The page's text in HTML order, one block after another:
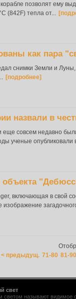
позволят ему
(842F) тепла от...
как пара
снимки Земли и
[подробнее]
назвали в
совсем недавно
ученые опубликовали
включающая в свой
< предыдущ. 71-80 81-90
свет
светом называют видимое